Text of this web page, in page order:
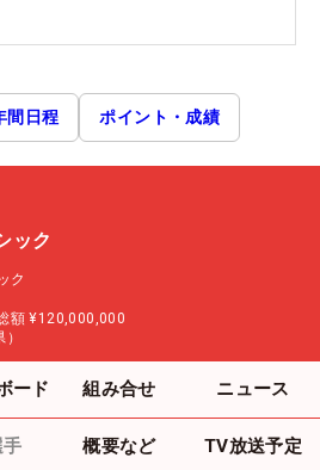
間日程 ポイント・成績
ック
ク
額 ¥120,000,000
ード 組み合せ ニュース
手 概要など TV放送予定